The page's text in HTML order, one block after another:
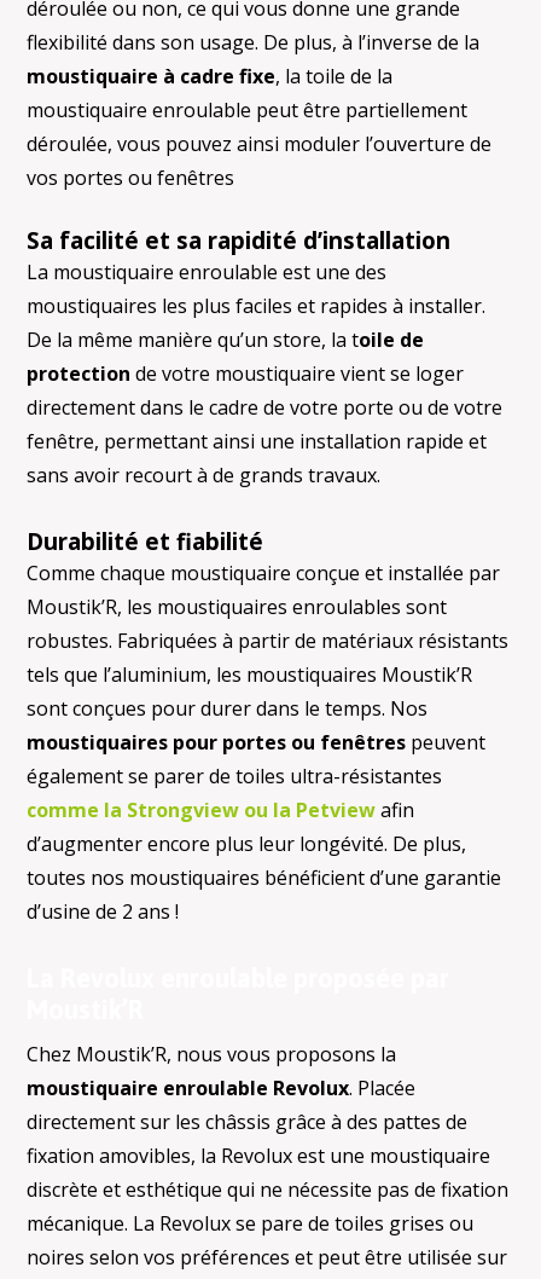
déroulée ou non, ce qui vous donne une grande
flexibilité dans son usage. De plus, à l’inverse de la
moustiquaire à cadre fixe, la toile de la
moustiquaire enroulable peut être partiellement
déroulée, vous pouvez ainsi moduler l’ouverture de
vos portes ou fenêtres
Sa facilité et sa rapidité d’installation
La moustiquaire enroulable est une des
moustiquaires les plus faciles et rapides à installer.
De la même manière qu’un store, la toile de
protection de votre moustiquaire vient se loger
directement dans le cadre de votre porte ou de votre
fenêtre, permettant ainsi une installation rapide et
sans avoir recourt à de grands travaux.
Durabilité et fiabilité
Comme chaque moustiquaire conçue et installée par
Moustik’R, les moustiquaires enroulables sont
robustes. Fabriquées à partir de matériaux résistants
tels que l’aluminium, les moustiquaires Moustik’R
sont conçues pour durer dans le temps. Nos
moustiquaires pour portes ou fenêtres peuvent
également se parer de toiles ultra-résistantes
comme la Strongview ou la Petviewafin
d’augmenter encore plus leur longévité. De plus,
toutes nos moustiquaires bénéficient d’une garantie
d’usine de 2 ans !
Chez Moustik’R, nous vous proposons la
moustiquaire enroulable Revolux. Placée
directement sur les châssis grâce à des pattes de
fixation amovibles, la Revolux est une moustiquaire
discrète et esthétique qui ne nécessite pas de fixation
mécanique. La Revolux se pare de toiles grises ou
noires selon vos préférences et peut être utilisée sur